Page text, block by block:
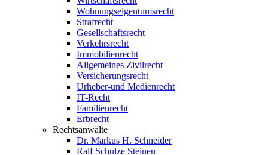
Wohnungseigentumsrecht
Strafrecht
Gesellschaftsrecht
Verkehrsrecht
Immobilienrecht
Allgemeines Zivilrecht
Versicherungsrecht
Urheber-und Medienrecht
IT-Recht
Familienrecht
Erbrecht
Rechtsanwälte
Dr. Markus H. Schneider
Ralf Schulze Steinen